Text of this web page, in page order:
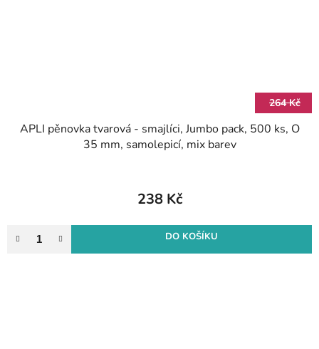
264 Kč
APLI pěnovka tvarová - smajlíci, Jumbo pack, 500 ks, O
35 mm, samolepicí, mix barev
238 Kč
DO KOŠÍKU